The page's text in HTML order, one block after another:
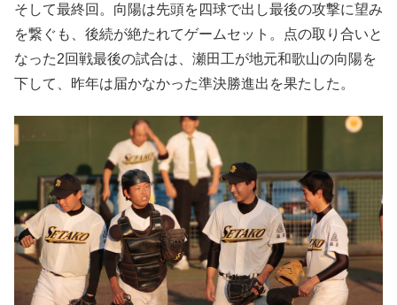
そして最終回。向陽は先頭を四球で出し最後の攻撃に望み
を繋ぐも、後続が絶たれてゲームセット。点の取り合いと
なった2回戦最後の試合は、瀬田工が地元和歌山の向陽を
下して、昨年は届かなかった準決勝進出を果たした。